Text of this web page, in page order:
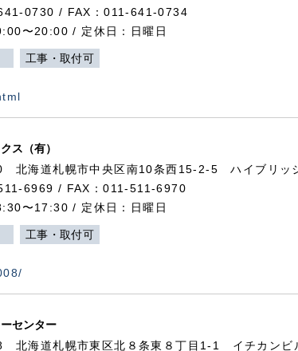
0730 / FAX：011-641-0734
〜20:00 / 定休日：日曜日
工事・取付可
ス（有）
北海道札幌市中央区南10条西15-2-5 ハイブリッ
6969 / FAX：011-511-6970
〜17:30 / 定休日：日曜日
工事・取付可
ーセンター
北海道札幌市東区北８条東８丁目1-1 イチカンビ